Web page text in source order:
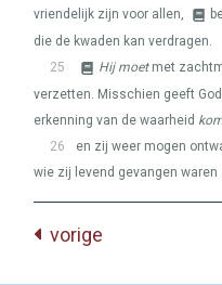
vriendelijk zijn voor allen,
die de kwaden kan verdragen.
25
Hij moetmet
verzetten. Misschien geeft
erkenning van de waarheid
26
en zij weer mogen
wie zij levend gevangen waren
vorige